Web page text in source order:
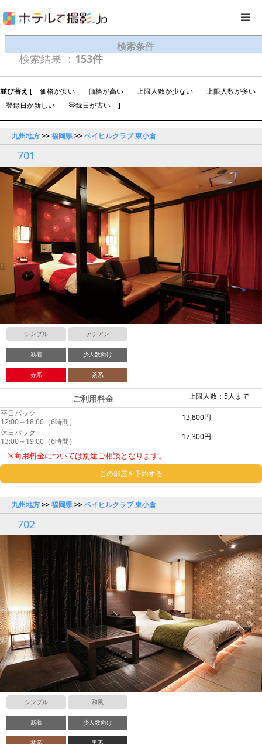
検索条件
検索結果 ： 153件
並び替え [ 価格が安い 価格が高い 上限人数が少ない
上限人数が多い
登録日が新しい
登録日が古い ]
九州地方>>福岡県>>ベイヒルクラブ 東小倉
701
シンプル アジアン
新着 少人数向け
赤系 茶系
上限人数：5人まで
ご利用料金
平日パック
12:00～18:00（6時間）
13,800円
休日パック
13:00～19:00（6時間）
17,300円
※商用料金については別途ご相談となります。
この部屋を予約する
九州地方>>福岡県>>ベイヒルクラブ 東小倉
702
シンプル 和風
新着 少人数向け